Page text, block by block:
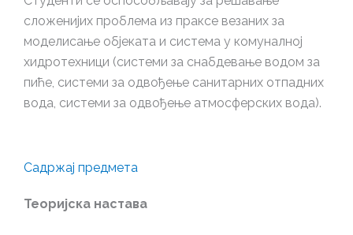
сложенијих проблема из праксе везаних за
моделисање објеката и система у комуналној
хидротехници (системи за снабдевање водом за
пиће, системи за одвођење санитарних отпадних
вода, системи за одвођење атмосферских вода).
Садржај предмета
Теоријска настава